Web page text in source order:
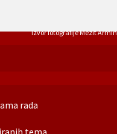
rada
Izvor fotografije Mezit Armin